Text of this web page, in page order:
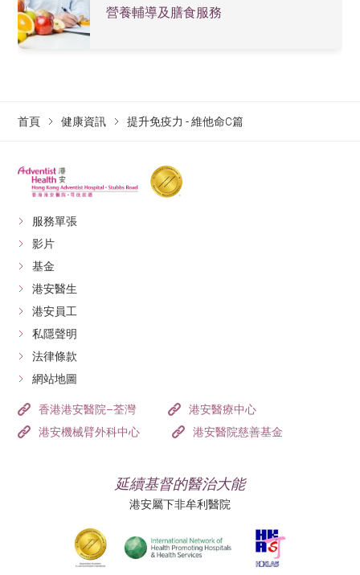
營養輔導及膳食服務
首頁 健康資訊 提升免疫力 - 維他命C篇
服務單張
影片
基金
港安醫生
港安員工
私隱聲明
法律條款
網站地圖
香港港安醫院–荃灣
港安醫療中心
港安機械臂外科中心
港安醫院慈善基金
延續基督的醫治大能
港安屬下非牟利醫院